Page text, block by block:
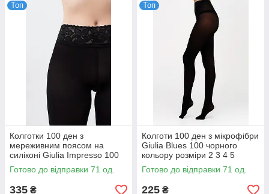
Топ
Колготки 100 ден з
мереживним поясом на
силіконі Giulia Impresso 100
чорного кольору розміри 2 3
4
Готово до відправки 71 од.
335 ₴
Топ
Колготи 100 ден з мікрофібри
Giulia Blues 100 чорного
кольору розміри 2 3 4 5
Готово до відправки 71 од.
225 ₴